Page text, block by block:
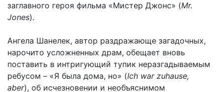
заглавного героя фильма «Мистер Джонс» (Mr.
Jones).
Ангела Шанелек, автор раздражающе загадочных,
нарочито усложненных драм, обещает вновь
поставить в интригующий тупик неразгадываемым
ребусом – «Я была дома, но» (Ich war zuhause,
aber), об исчезновении и необъяснимом